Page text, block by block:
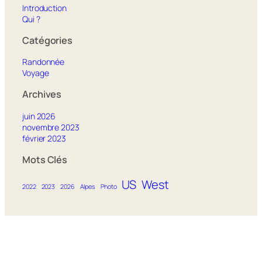
Introduction
Qui ?
Catégories
Randonnée
Voyage
Archives
juin 2026
novembre 2023
février 2023
Mots Clés
2022 2023 2026 Alpes Photo US West